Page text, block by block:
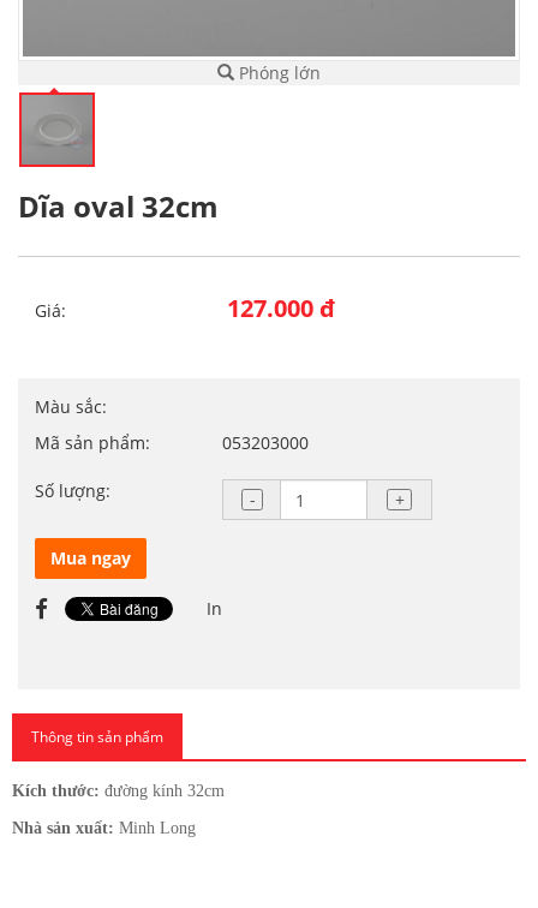
Phóng lớn
Dĩa oval 32cm
Giá: 127.000 đ
Màu sắc:
Mã sản phẩm:
053203000
Số lượng:
Mua ngay
In
Thông tin sản phẩm
Kích thước: đường kính 32cm
Nhà sản xuất: Minh Long